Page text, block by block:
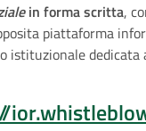
in forma scritta,
piattaforma
istituzionale